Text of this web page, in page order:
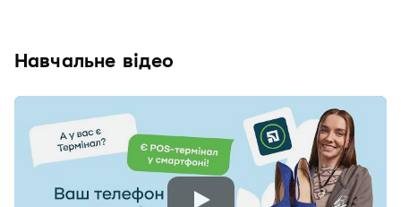
Навчальне відео